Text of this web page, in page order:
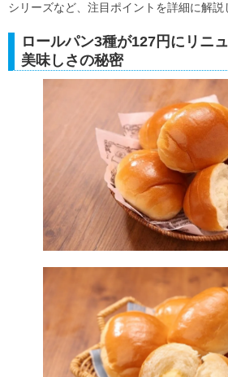
シリーズなど、注目ポイントを詳細に解説
ロールパン3種が127円にリニ
美味しさの秘密